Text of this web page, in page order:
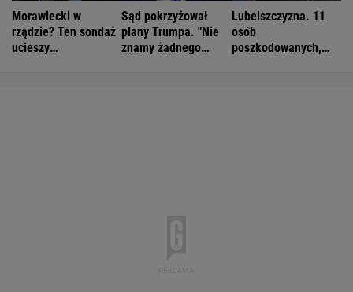
Morawiecki w
rządzie? Ten sondaż
ucieszy
Sąd pokrzyżował
plany Trumpa. "Nie
znamy żadnego
Lubelszczyzna. 11
osób
poszkodowanych,